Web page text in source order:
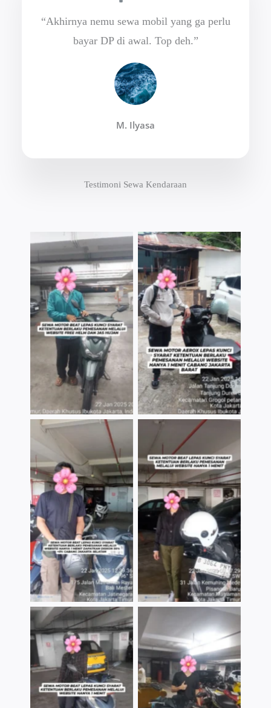
“Akhirnya nemu sewa mobil yang ga perlu
bayar DP di awal. Top deh.”
M. Ilyasa
Testimoni Sewa Kendaraan
TNo Caption TNo Caption
TNo Caption TNo Caption
TNo Caption TNo Caption